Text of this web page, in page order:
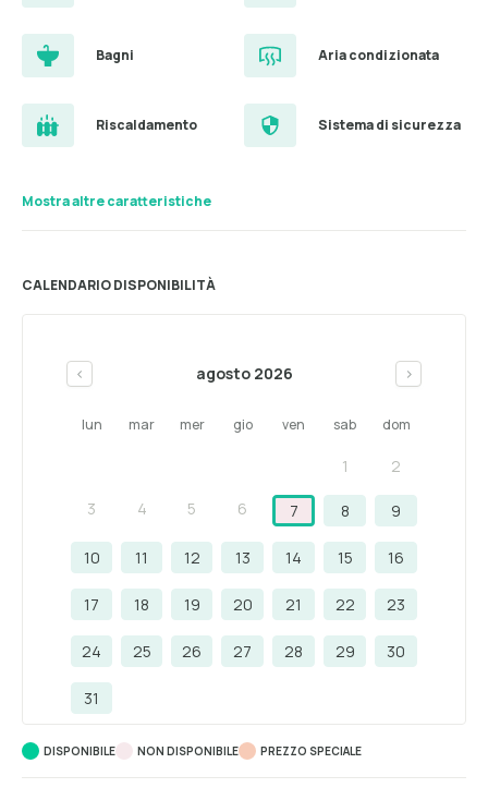
Bagni Aria condizionata
Riscaldamento Sistema di sicurezza
Mostra altre caratteristiche
CALENDARIO DISPONIBILITÀ
< agosto 2026 >
lun mar mer gio ven sab dom
1 2
3 4 5 6 7 8 9
10 11 12 13 14 15 16
17 18 19 20 21 22 23
24 25 26 27 28 29 30
31
DISPONIBILE NON DISPONIBILE PREZZO SPECIALE